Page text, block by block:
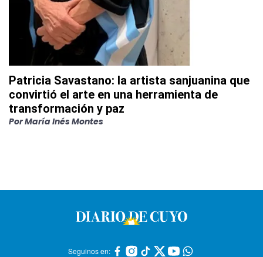
Patricia Savastano: la artista sanjuanina que
convirtió el arte en una herramienta de
transformación y paz
PorMaría Inés Montes
Seguinos en: